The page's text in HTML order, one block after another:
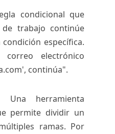
condicional que
trabajo continúe
específica.
electrónico
continúa".
Una herramienta
permite dividir un
ramas. Por